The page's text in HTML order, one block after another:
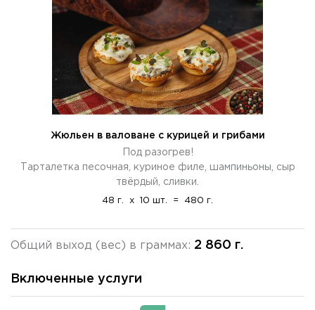
Жюльен в валоване с курицей и грибами
Под разогрев!
Тарталетка песочная, куриное филе, шампиньоны, сыр
твёрдый, сливки.
48 г. x 10 шт. = 480 г.
Общий выход (вес) в граммах: 2 860 г.
Включенные услуги